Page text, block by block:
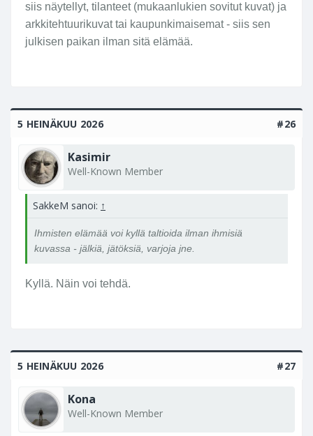
a
s
s
i
v
a
n
a
l
a
k
i
n
n
o
siis näytellyt, tilanteet (mukaanlukien sovitut kuvat) ja
arkkitehtuurikuvat tai kaupunkimaisemat - siis sen
julkisen paikan ilman sitä elämää.
5 HEINÄKUU 2026 #26
Kasimir
Well-Known Member
SakkeM sanoi: ↑
Ihmisten elämää voi kyllä taltioida ilman ihmisiä
kuvassa - jälkiä, jätöksiä, varjoja jne.
Kyllä. Näin voi tehdä.
5 HEINÄKUU 2026 #27
Kona
Well-Known Member